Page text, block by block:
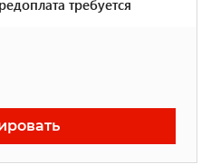
требуется